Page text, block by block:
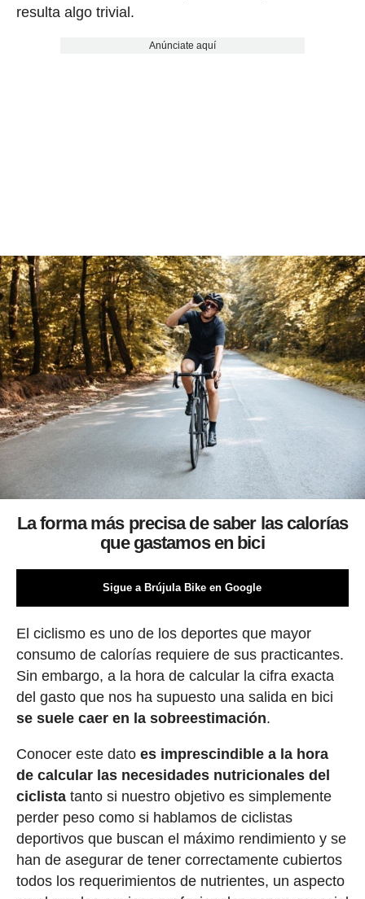
resulta algo trivial.
Anúnciate aquí
La forma más precisa de saber las calorías
que gastamos en bici
Sigue a Brújula Bike en Google
El ciclismo es uno de los deportes que mayor
consumo de calorías requiere de sus practicantes.
Sin embargo, a la hora de calcular la cifra exacta
del gasto que nos ha supuesto una salida en bici
se suele caer en la sobreestimación.
Conocer este dato es imprescindible a la hora
de calcular las necesidades nutricionales del
ciclistatanto si nuestro objetivo es simplemente
perder peso como si hablamos de ciclistas
deportivos que buscan el máximo rendimiento y se
han de asegurar de tener correctamente cubiertos
todos los requerimientos de nutrientes, un aspecto